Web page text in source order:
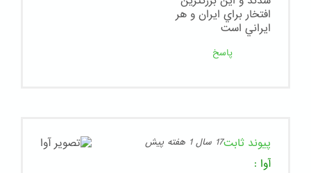
افتخار براي ايران و هر
ايراني است
پاسخ
پیوند ثابت17 سال 1 هفته پیش
آوا :